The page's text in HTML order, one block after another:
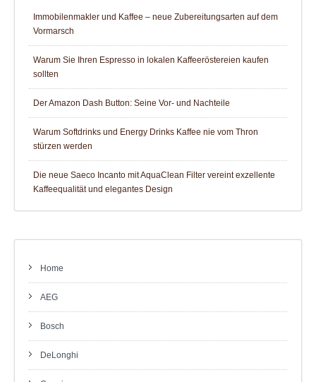
Immobilenmakler und Kaffee – neue Zubereitungsarten auf dem
Vormarsch
Warum Sie Ihren Espresso in lokalen Kaffeeröstereien kaufen
sollten
Der Amazon Dash Button: Seine Vor- und Nachteile
Warum Softdrinks und Energy Drinks Kaffee nie vom Thron
stürzen werden
Die neue Saeco Incanto mit AquaClean Filter vereint exzellente
Kaffeequalität und elegantes Design
Home
AEG
Bosch
DeLonghi